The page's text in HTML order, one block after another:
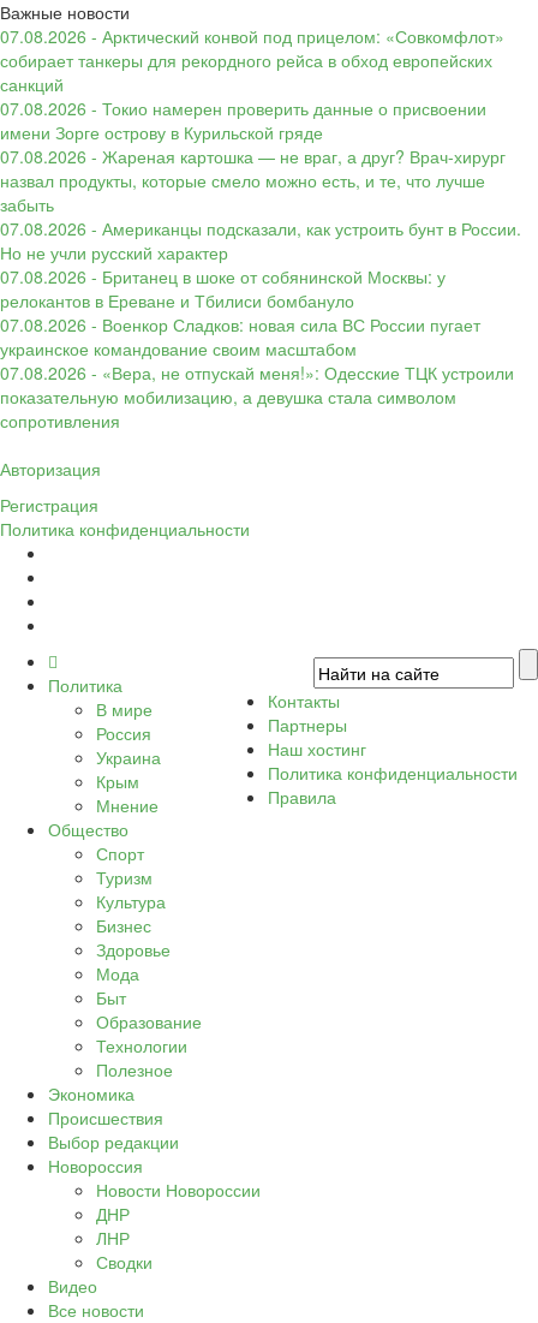
Важные новости
07.08.2026 - Арктический конвой под прицелом: «Совкомфлот»
собирает танкеры для рекордного рейса в обход европейских
санкций
07.08.2026 - Токио намерен проверить данные о присвоении
имени Зорге острову в Курильской гряде
07.08.2026 - Жареная картошка — не враг, а друг? Врач-хирург
назвал продукты, которые смело можно есть, и те, что лучше
забыть
07.08.2026 - Американцы подсказали, как устроить бунт в России.
Но не учли русский характер
07.08.2026 - Британец в шоке от собянинской Москвы: у
релокантов в Ереване и Тбилиси бомбануло
07.08.2026 - Военкор Сладков: новая сила ВС России пугает
украинское командование своим масштабом
07.08.2026 - «Вера, не отпускай меня!»: Одесские ТЦК устроили
показательную мобилизацию, а девушка стала символом
сопротивления
Авторизация
Регистрация
Политика конфиденциальности
Политика
В мире
Россия
Украина
Крым
Мнение
Общество
Спорт
Туризм
Культура
Бизнес
Здоровье
Мода
Быт
Образование
Технологии
Полезное
Экономика
Происшествия
Выбор редакции
Новороссия
Новости Новороссии
ДНР
ЛНР
Сводки
Видео
Все новости
Контакты
Партнеры
Наш хостинг
Политика конфиденциальности
Правила